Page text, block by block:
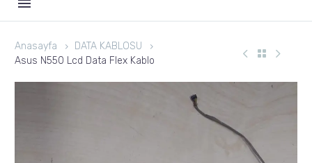
Anasayfa
DATA KABLOSU
Asus N550 Lcd Data Flex Kablo